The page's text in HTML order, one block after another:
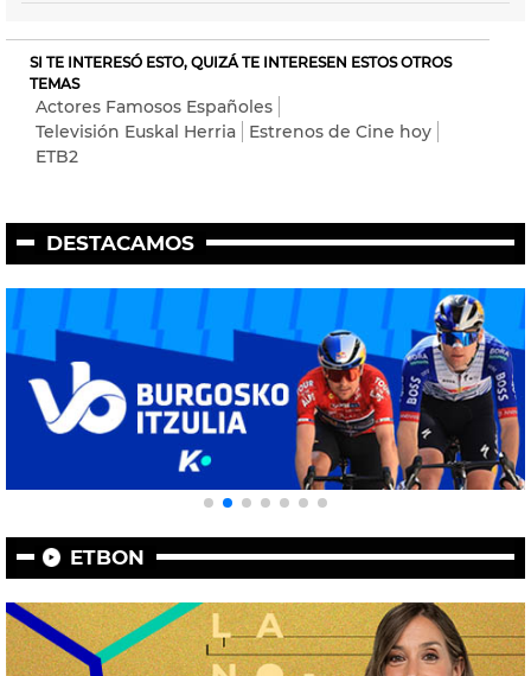
SI TE INTERESÓ ESTO, QUIZÁ TE INTERESEN ESTOS OTROS
TEMAS
Actores Famosos Españoles
Televisión Euskal Herria
Estrenos de Cine hoy
ETB2
DESTACAMOS
ETBON